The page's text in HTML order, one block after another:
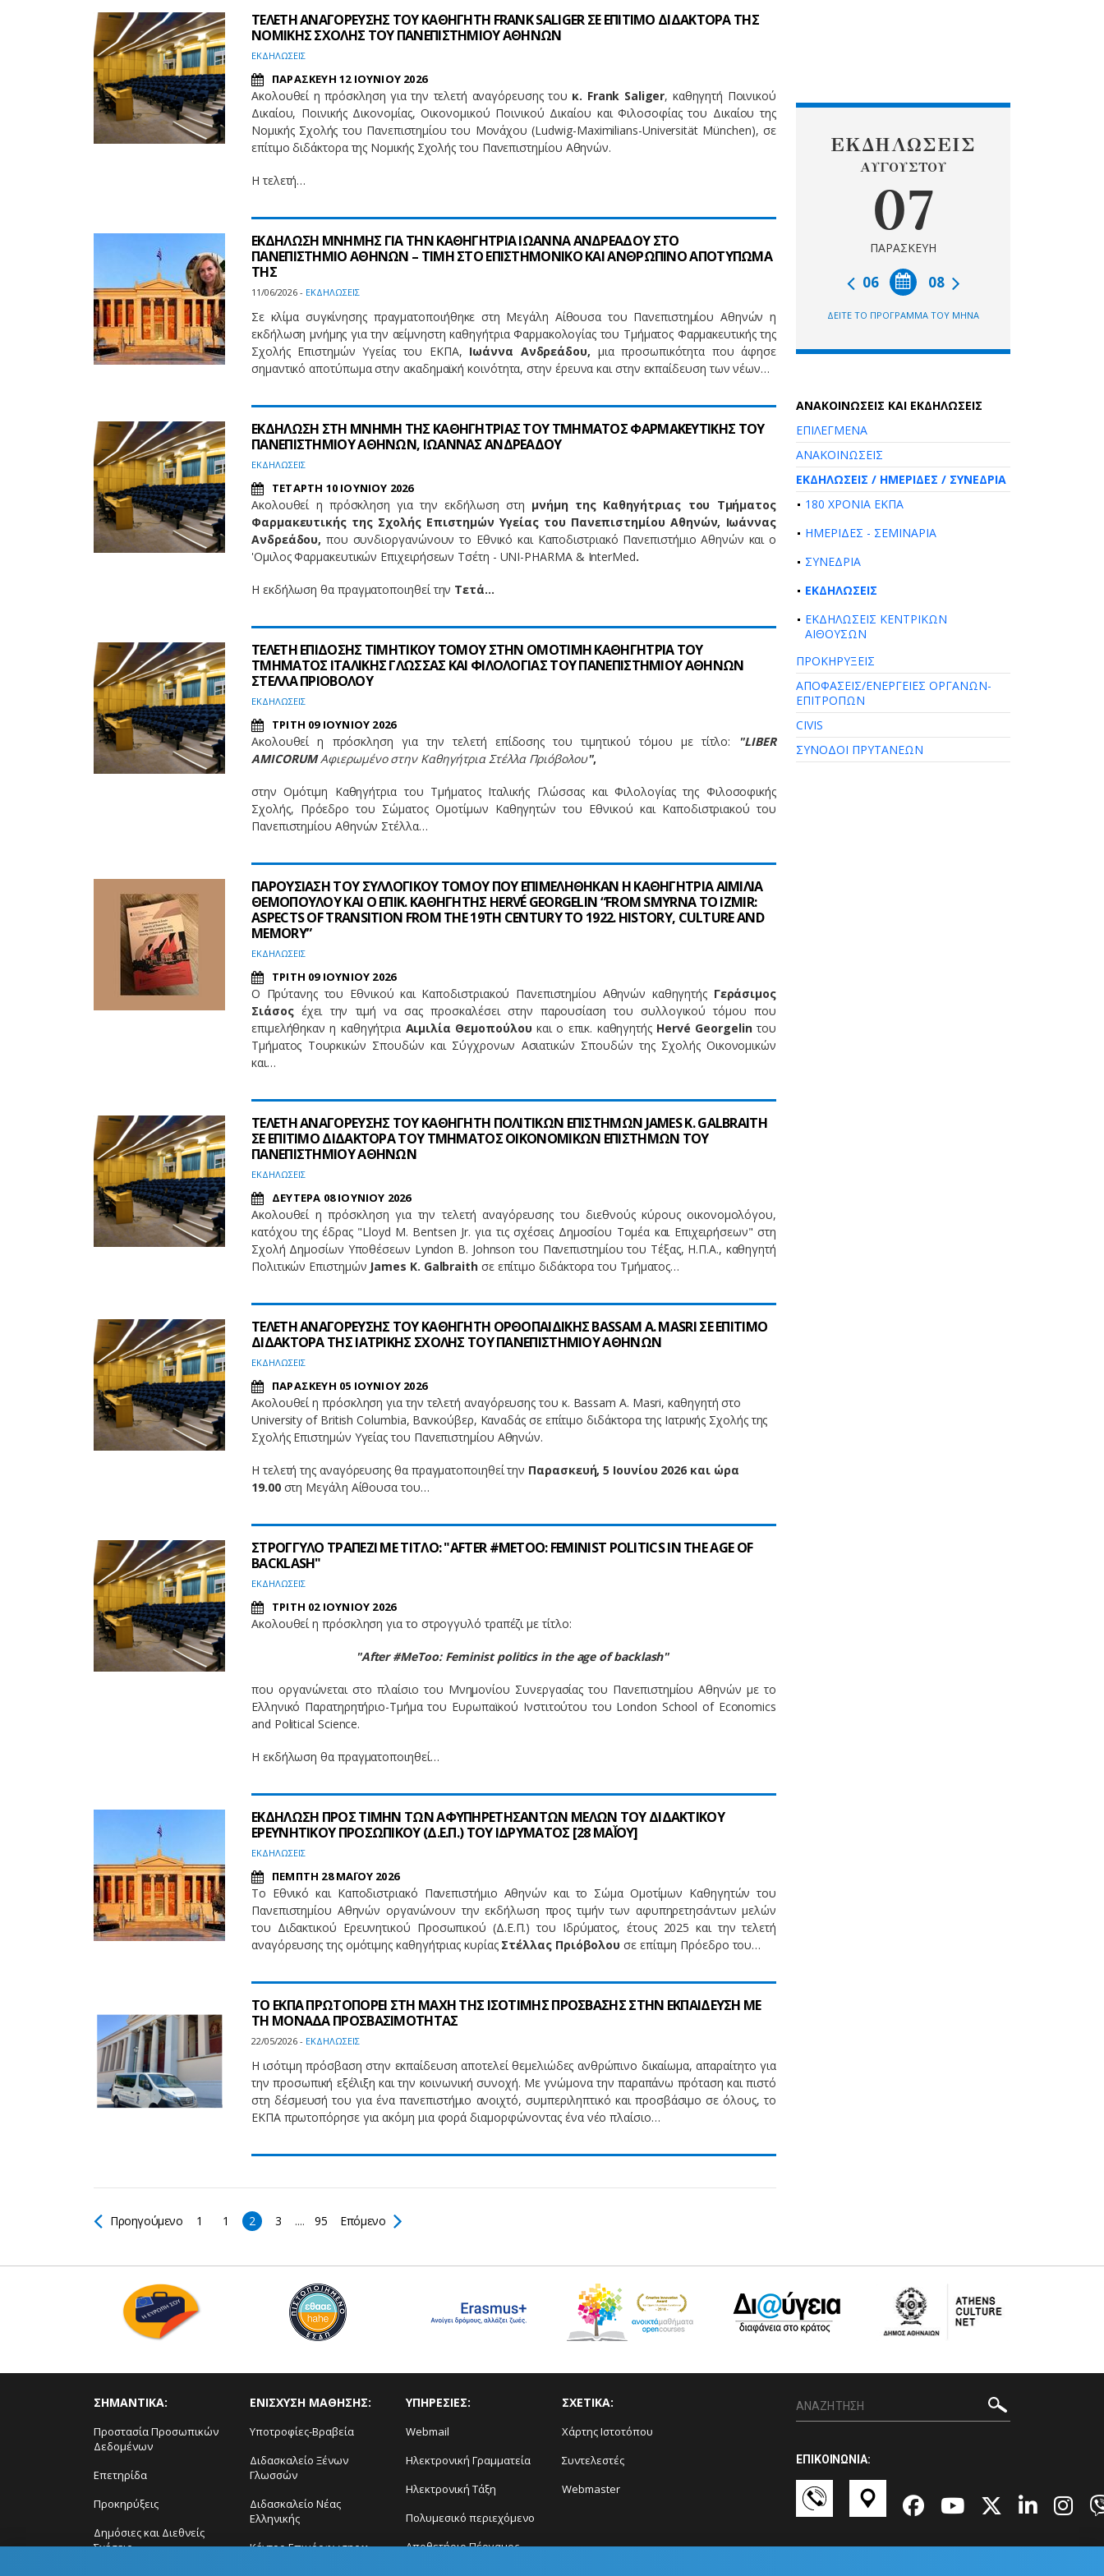
ΤΕΛΕΤΗ ΑΝΑΓΟΡΕΥΣΗΣ ΤΟΥ ΚΑΘΗΓΗΤΗ FRANK SALIGER ΣΕ ΕΠΙΤΙΜΟ ΔΙΔΑΚΤΟΡΑ ΤΗΣ
ΝΟΜΙΚΗΣ ΣΧΟΛΗΣ ΤΟΥ ΠΑΝΕΠΙΣΤΗΜΙΟΥ ΑΘΗΝΩΝ
EΚΔΗΛΩΣΕΙΣ
ΠΑΡΑΣΚΕΥΗ 12 ΙΟΥΝΙΟΥ 2026
Ακολουθεί η πρόσκληση για την τελετή αναγόρευσης του κ. Frank Saliger, καθηγητή Ποινικού
Δικαίου, Ποινικής Δικονομίας, Οικονομικού Ποινικού Δικαίου και Φιλοσοφίας του Δικαίου της
Νομικής Σχολής του Πανεπιστημίου του Μονάχου (Ludwig-Maximilians-Universität München), σε
επίτιμο διδάκτορα της Νομικής Σχολής του Πανεπιστημίου Αθηνών.
Η τελετή…
ΕΚΔΗΛΩΣΗ ΜΝΗΜΗΣ ΓΙΑ ΤΗΝ ΚΑΘΗΓΗΤΡΙΑ ΙΩΑΝΝΑ ΑΝΔΡΕΑΔΟΥ ΣΤΟ
ΠΑΝΕΠΙΣΤΗΜΙΟ ΑΘΗΝΩΝ – ΤΙΜΗ ΣΤΟ ΕΠΙΣΤΗΜΟΝΙΚΟ ΚΑΙ ΑΝΘΡΩΠΙΝΟ ΑΠΟΤΥΠΩΜΑ
ΤΗΣ
11/06/2026 - EΚΔΗΛΩΣΕΙΣ
Σε κλίμα συγκίνησης πραγματοποιήθηκε στη Μεγάλη Αίθουσα του Πανεπιστημίου Αθηνών η
εκδήλωση μνήμης για την αείμνηστη καθηγήτρια Φαρμακολογίας του Τμήματος Φαρμακευτικής της
Σχολής Επιστημών Υγείας του ΕΚΠΑ, Ιωάννα Ανδρεάδου, μια προσωπικότητα που άφησε
σημαντικό αποτύπωμα στην ακαδημαϊκή κοινότητα, στην έρευνα και στην εκπαίδευση των νέων…
ΕΚΔΗΛΩΣΗ ΣΤΗ ΜΝΗΜΗ ΤΗΣ ΚΑΘΗΓΗΤΡΙΑΣ ΤΟΥ ΤΜΗΜΑΤΟΣ ΦΑΡΜΑΚΕΥΤΙΚΗΣ ΤΟΥ
ΠΑΝΕΠΙΣΤΗΜΙΟΥ ΑΘΗΝΩΝ, ΙΩΑΝΝΑΣ ΑΝΔΡΕΑΔΟΥ
EΚΔΗΛΩΣΕΙΣ
ΤΕΤΑΡΤΗ 10 ΙΟΥΝΙΟΥ 2026
Ακολουθεί η πρόσκληση για την εκδήλωση στη μνήμη της Καθηγήτριας του Τμήματος
Φαρμακευτικής της Σχολής Επιστημών Υγείας του Πανεπιστημίου Αθηνών, Ιωάννας
Ανδρεάδου, που συνδιοργανώνουν το Εθνικό και Καποδιστριακό Πανεπιστήμιο Αθηνών και ο
'Ομιλος Φαρμακευτικών Επιχειρήσεων Τσέτη - UNI-PHARMA & InterMed.
Η εκδήλωση θα πραγματοποιηθεί την Τετά…
ΤΕΛΕΤΗ ΕΠΙΔΟΣΗΣ ΤΙΜΗΤΙΚΟΥ ΤΟΜΟΥ ΣΤΗΝ ΟΜΟΤΙΜΗ ΚΑΘΗΓΗΤΡΙΑ ΤΟΥ
ΤΜΗΜΑΤΟΣ ΙΤΑΛΙΚΗΣ ΓΛΩΣΣΑΣ ΚΑΙ ΦΙΛΟΛΟΓΙΑΣ ΤΟΥ ΠΑΝΕΠΙΣΤΗΜΙΟΥ ΑΘΗΝΩΝ
ΣΤΕΛΛΑ ΠΡΙΟΒΟΛΟΥ
EΚΔΗΛΩΣΕΙΣ
ΤΡΙΤΗ 09 ΙΟΥΝΙΟΥ 2026
Ακολουθεί η πρόσκληση για την τελετή επίδοσης του τιμητικού τόμου με τίτλο:
"LIBER
AMICORUMΑφιερωμένο στην Καθηγήτρια Στέλλα Πριόβολου",
στην Ομότιμη Καθηγήτρια του Τμήματος Ιταλικής Γλώσσας και Φιλολογίας της Φιλοσοφικής
Σχολής, Πρόεδρο του Σώματος Ομοτίμων Καθηγητών του Εθνικού και Καποδιστριακού του
Πανεπιστημίου Αθηνών Στέλλα…
ΠΑΡΟΥΣΙΑΣΗ ΤΟΥ ΣΥΛΛΟΓΙΚΟΥ ΤΟΜΟΥ ΠΟΥ ΕΠΙΜΕΛΗΘΗΚΑΝ Η ΚΑΘΗΓΗΤΡΙΑ ΑΙΜΙΛΙΑ
ΘΕΜΟΠΟΥΛΟΥ ΚΑΙ Ο ΕΠΙΚ. ΚΑΘΗΓΗΤΗΣ HERVÉ GEORGELIN “FROM SMYRNA TO IZMIR:
ASPECTS OF TRANSITION FROM THE 19TH CENTURY TO 1922. HISTORY, CULTURE AND
MEMORY”
EΚΔΗΛΩΣΕΙΣ
ΤΡΙΤΗ 09 ΙΟΥΝΙΟΥ 2026
Ο Πρύτανης του Εθνικού και Καποδιστριακού Πανεπιστημίου Αθηνών καθηγητής Γεράσιμος
Σιάσοςέχει την τιμή να σας προσκαλέσει στην παρουσίαση του συλλογικού τόμου που
επιμελήθηκαν η καθηγήτρια Αιμιλία Θεμοπούλου και ο επικ. καθηγητής Hervé Georgelinτου
Τμήματος Τουρκικών Σπουδών και Σύγχρονων Ασιατικών Σπουδών της Σχολής Οικονομικών
και…
ΤΕΛΕΤΗ ΑΝΑΓΟΡΕΥΣΗΣ ΤΟΥ ΚΑΘΗΓΗΤΗ ΠΟΛΙΤΙΚΩΝ ΕΠΙΣΤΗΜΩΝ JAMES K. GALBRAITH
ΣΕ ΕΠΙΤΙΜΟ ΔΙΔΑΚΤΟΡΑ ΤOY TMHMATOΣ ΟΙΚΟΝΟΜΙΚΩΝ ΕΠΙΣΤΗΜΩΝ ΤΟΥ
ΠΑΝΕΠΙΣΤΗΜΙΟΥ ΑΘΗΝΩΝ
EΚΔΗΛΩΣΕΙΣ
ΔΕΥΤΕΡΑ 08 ΙΟΥΝΙΟΥ 2026
Ακολουθεί η πρόσκληση για την τελετή αναγόρευσης του διεθνούς κύρους οικονομολόγου,
κατόχου της έδρας "Lloyd M. Bentsen Jr. για τις σχέσεις Δημοσίου Τομέα και Επιχειρήσεων" στη
Σχολή Δημοσίων Υποθέσεων Lyndon B. Johnson του Πανεπιστημίου του Τέξας, Η.Π.Α., καθηγητή
Πολιτικών Επιστημών James K. Galbraithσε επίτιμο διδάκτορα του Τμήματος…
ΤΕΛΕΤΗ ΑΝΑΓΟΡΕΥΣΗΣ ΤΟΥ ΚΑΘΗΓΗΤΗ ΟΡΘΟΠΑΙΔΙΚΗΣ BASSAM A. MASRI ΣΕ ΕΠΙΤΙΜΟ
ΔΙΔΑΚΤΟΡΑ ΤΗΣ ΙΑΤΡΙΚΗΣ ΣΧΟΛΗΣ ΤΟΥ ΠΑΝΕΠΙΣΤΗΜΙΟΥ ΑΘΗΝΩΝ
EΚΔΗΛΩΣΕΙΣ
ΠΑΡΑΣΚΕΥΗ 05 ΙΟΥΝΙΟΥ 2026
Ακολουθεί η πρόσκληση για την τελετή αναγόρευσης του κ. Bassam A. Masri, καθηγητή στο
University of British Columbia, Βανκούβερ, Καναδάς σε επίτιμο διδάκτορα της Ιατρικής Σχολής της
Σχολής Επιστημών Υγείας του Πανεπιστημίου Αθηνών.
Η τελετή της αναγόρευσης θα πραγματοποιηθεί την Παρασκευή, 5 Ιουνίου 2026 και ώρα
19.00 στη Μεγάλη Αίθουσα του…
ΣΤΡΟΓΓΥΛΟ ΤΡΑΠΕΖΙ ΜΕ ΤΙΤΛΟ: "AFTER #METOO: FEMINIST POLITICS IN THE AGE OF
BACKLASH"
EΚΔΗΛΩΣΕΙΣ
ΤΡΙΤΗ 02 ΙΟΥΝΙΟΥ 2026
Ακολουθεί η πρόσκληση για το στρογγυλό τραπέζι με τίτλο:
"After #MeToo: Feminist politics in the age of backlash"
που οργανώνεται στο πλαίσιο του Μνημονίου Συνεργασίας του Πανεπιστημίου Αθηνών με το
Ελληνικό Παρατηρητήριο-Τμήμα του Ευρωπαϊκού Ινστιτούτου του London School of Economics
and Political Science.
Η εκδήλωση θα πραγματοποιηθεί…
ΕΚΔΗΛΩΣΗ ΠΡΟΣ ΤΙΜΗΝ ΤΩΝ ΑΦΥΠΗΡΕΤΗΣΑΝΤΩΝ ΜΕΛΩΝ ΤΟΥ ΔΙΔΑΚΤΙΚΟΥ
ΕΡΕΥΝΗΤΙΚΟΥ ΠΡΟΣΩΠΙΚΟΥ (Δ.Ε.Π.) ΤΟΥ ΙΔΡΥΜΑΤΟΣ [28 ΜΑΪ́ΟΥ]
EΚΔΗΛΩΣΕΙΣ
ΠΕΜΠΤΗ 28 ΜΑΪΟΥ 2026
Τo Εθνικό και Καποδιστριακό Πανεπιστήμιο Αθηνών και το Σώμα Ομοτίμων Καθηγητών του
Πανεπιστημίου Αθηνών οργανώνουν την εκδήλωση προς τιμήν των αφυπηρετησάντων μελών
του Διδακτικού Ερευνητικού Προσωπικού (Δ.Ε.Π.) του Ιδρύματος, έτους 2025 και την τελετή
αναγόρευσης της ομότιμης καθηγήτριας κυρίας Στέλλας Πριόβολουσε επίτιμη Πρόεδρο του…
ΤΟ ΕΚΠΑ ΠΡΩΤΟΠΟΡΕΙ ΣΤΗ ΜΑΧΗ ΤΗΣ ΙΣΟΤΙΜΗΣ ΠΡΟΣΒΑΣΗΣ ΣΤΗΝ ΕΚΠΑΙΔΕΥΣΗ ΜΕ
ΤΗ ΜΟΝΑΔΑ ΠΡΟΣΒΑΣΙΜΟΤΗΤΑΣ
22/05/2026 - EΚΔΗΛΩΣΕΙΣ
Η ισότιμη πρόσβαση στην εκπαίδευση αποτελεί θεμελιώδες ανθρώπινο δικαίωμα, απαραίτητο για
την προσωπική εξέλιξη και την κοινωνική συνοχή. Με γνώμονα την παραπάνω πρόταση και πιστό
στη δέσμευσή του για ένα πανεπιστήμιο ανοιχτό, συμπεριληπτικό και προσβάσιμο σε όλους, το
ΕΚΠΑ πρωτοπόρησε για ακόμη μια φορά διαμορφώνοντας ένα νέο πλαίσιο…
Προηγούμενο 1 1 2 3 .... 95 Επόμενο
ΕΚΔΗΛΩΣΕΙΣ
ΑΥΓΟΥΣΤΟΥ
07
ΠΑΡΑΣΚΕΥΗ
08
06
ΔΕΙΤΕ ΤΟ ΠΡΟΓΡΑΜΜΑ ΤΟΥ ΜΗΝΑ
AΝΑΚΟΙΝΩΣΕΙΣ ΚΑΙ ΕΚΔΗΛΩΣΕΙΣ
ΕΠΙΛΕΓΜΕΝΑ
ΑΝΑΚΟΙΝΩΣΕΙΣ
ΕΚΔΗΛΩΣΕΙΣ / ΗΜΕΡΙΔΕΣ / ΣΥΝΕΔΡΙΑ
180 ΧΡΟΝΙΑ ΕΚΠΑ
ΗΜΕΡΙΔΕΣ - ΣΕΜΙΝΑΡΙΑ
ΣΥΝΕΔΡΙΑ
ΕΚΔΗΛΩΣΕΙΣ
ΕΚΔΗΛΩΣΕΙΣ ΚΕΝΤΡΙΚΩΝ
ΑΙΘΟΥΣΩΝ
ΠΡΟΚΗΡΥΞΕΙΣ
ΑΠΟΦΑΣΕΙΣ/ΕΝΕΡΓΕΙΕΣ ΟΡΓΑΝΩΝ-
ΕΠΙΤΡΟΠΩΝ
CIVIS
ΣΥΝΟΔΟΙ ΠΡΥΤΑΝΕΩΝ
ΣΗΜΑΝΤΙΚΑ:
Προστασία Προσωπικών
Δεδομένων
Επετηρίδα
Προκηρύξεις
Δημόσιες και Διεθνείς
Σχέσεις
ΕΝΙΣΧΥΣΗ ΜΑΘΗΣΗΣ:
Υποτροφίες-Βραβεία
Διδασκαλείο Ξένων
Γλωσσών
Διδασκαλείο Νέας
Ελληνικής
Κέντρο Επιμόρφωσης ϗ
ΥΠΗΡΕΣΙΕΣ:
Webmail
Ηλεκτρονική Γραμματεία
Ηλεκτρονική Τάξη
Πολυμεσικό περιεχόμενο
Αποθετήριο Πέργαμος
ΣΧΕΤΙΚΑ:
Χάρτης Ιστοτόπου
Συντελεστές
Webmaster
ΕΠΙΚΟΙΝΩΝΙΑ: